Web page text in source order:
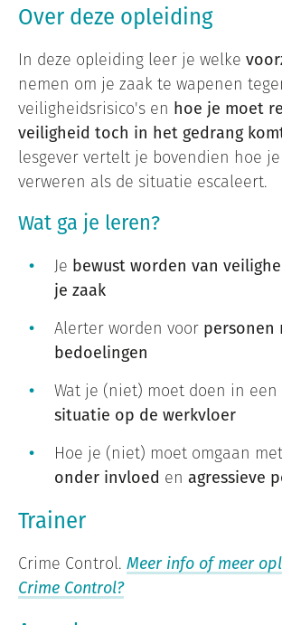
Over deze opleiding
In deze opleiding leer je welke
nemen om je zaak te wapenen
veiligheidsrisico's en hoe je moet
veiligheid toch in het gedrang
lesgever vertelt je bovendien hoe
verweren als de situatie escaleert.
Wat ga je leren?
Je bewust worden van
je zaak
Alerter worden voor personen
bedoelingen
Wat je (niet) moet doen in een
situatie op de werkvloer
Hoe je (niet) moet omgaan met
onder invloed en agressieve
Trainer
Crime Control. Meer info of meer
Crime Control?